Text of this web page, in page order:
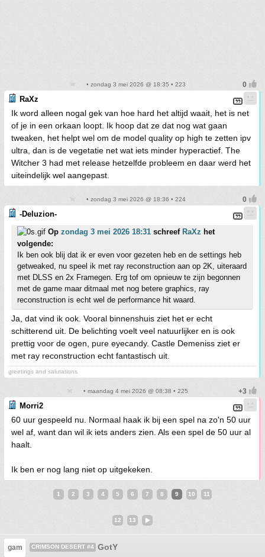
• zondag 3 mei 2026 @ 18:35 • 223
RaXz
Ik word alleen nogal gek van hoe hard het altijd waait, het is net
of je in een orkaan loopt. Ik hoop dat ze dat nog wat gaan
tweaken, het helpt wel om de model quality op high te zetten ipv
ultra, dan is de vegetatie net wat iets minder hyperactief. The
Witcher 3 had met release hetzelfde probleem en daar werd het
uiteindelijk wel aangepast.
• zondag 3 mei 2026 @ 18:36 • 224
-Deluzion-
Op zondag 3 mei 2026 18:31 schreef RaXz het
volgende:
Ik ben ook blij dat ik er even voor gezeten heb en de settings heb
getweaked, nu speel ik met ray reconstruction aan op 2K, uiteraard
met DLSS en 2x Framegen. Erg tof om opnieuw te zijn begonnen
met de game maar ditmaal met nog betere graphics, ray
reconstruction is echt wel de performance hit waard.
Ja, dat vind ik ook. Vooral binnenshuis ziet het er echt
schitterend uit. De belichting voelt veel natuurlijker en is ook
prettig voor de ogen, pure eyecandy. Castle Demeniss ziet er
met ray reconstruction echt fantastisch uit.
greetings and salutations
• maandag 4 mei 2026 @ 08:38 • 225
Morri2
60 uur gespeeld nu. Normaal haak ik bij een spel na zo'n 50 uur
wel af, want dan wil ik iets anders zien. Als een spel de 50 uur al
haalt.
Ik ben er nog lang niet op uitgekeken.
1 2 3 4 5 6 7 8 9 10 11
12 13
gam CRIMSON DESERT #4 GotY